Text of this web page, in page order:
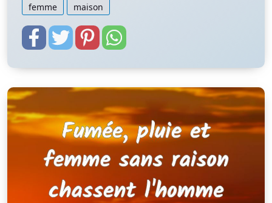
femme maison